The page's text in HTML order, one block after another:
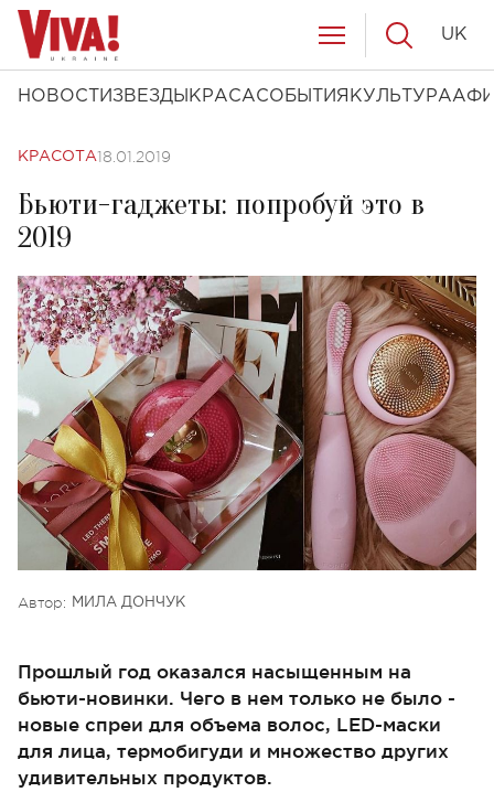
НОВОСТИ ЗВЕЗДЫ КРАСАСОБЫТИЯ КУЛЬТУРА
UK
КРАСОТА18.01.2019
Бьюти-гаджеты: попробуй это в
2019
Автор: МИЛА ДОНЧУК
Прошлый год оказался насыщенным на
бьюти-новинки. Чего в нем только не было -
новые спреи для объема волос, LED-маски
для лица, термобигуди и множество других
удивительных продуктов.